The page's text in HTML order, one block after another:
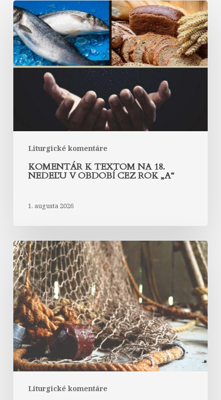
Liturgické komentáre
Komentár
k
textom
na
18.
nedeľu
„A“
KOMENTÁR K TEXTOM NA 18.
NEDEĽU V OBDOBÍ CEZ ROK „A“
1. augusta 2026
Liturgické komentáre
Komentár
k
textom
na
17.
nedeľu
v
období
cez
rok
„A“